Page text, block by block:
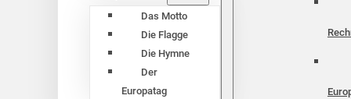
Das Motto
Die Flagge
Die Hymne
Der
Europatag